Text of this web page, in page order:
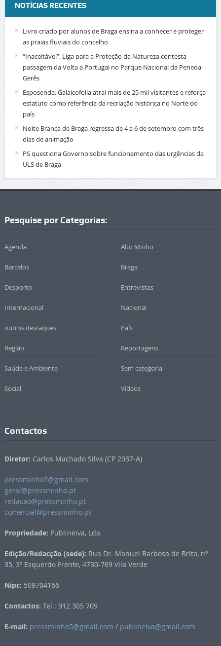
NOTÍCIAS RECENTES
Livro criado por alunos de Braga ensina a conhecer e proteger
as praias fluviais do concelho
“Inaceitável”. Liga para a Proteção da Natureza contesta
passagem da Volta a Portugal no Parque Nacional da Peneda-
Gerês
Esposende. Galaicofolia atrai mais de 25 mil visitantes e reforça
estatuto como referência da recriação histórica no Norte do
país
Noite Branca de Braga regressa de 4 a 6 de setembro com três
dias de animação
PS questiona Governo sobre funcionamento das urgências da
ULS de Braga
Pesquise por Categorias:
Agenda Alto Minho
Barcelos Braga
Desporto Entrevistas
Internacional Nacional
outros destaques País
Região Reportagens
Saúde e Ambiente Sem categoria
Social Vídeos
Contactos
Diretor: Carlos Machado Silva (CP 2037-A)
pressminho5@gmail.com
geral@pressminho.pt
redacao@pressminho.pt
comercial@pressminho.pt
Propriedade: Publineiva, Lda
Edição/Redacção (sede): Rua Dr. Manuel Barbosa de Brito, nº
35, 3º Esquerdo Frente, 4730-769 Vila Verde
Nipc: 509704166
Contactos: Tel.: 912 305 709
E-mail: pressminho5@gmail.com / publineiva@gmail.com